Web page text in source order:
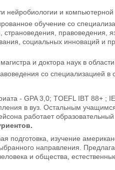
нейробиологии и компьютерной
обучение со
правоведения,
социальных инноваций и
и доктора наук в
со специализацией в
- GPA 3,0; TOEFL IBT 88+ ;
в вуз. Остальным
работает
подготовка, изучение
направления.
и общества,